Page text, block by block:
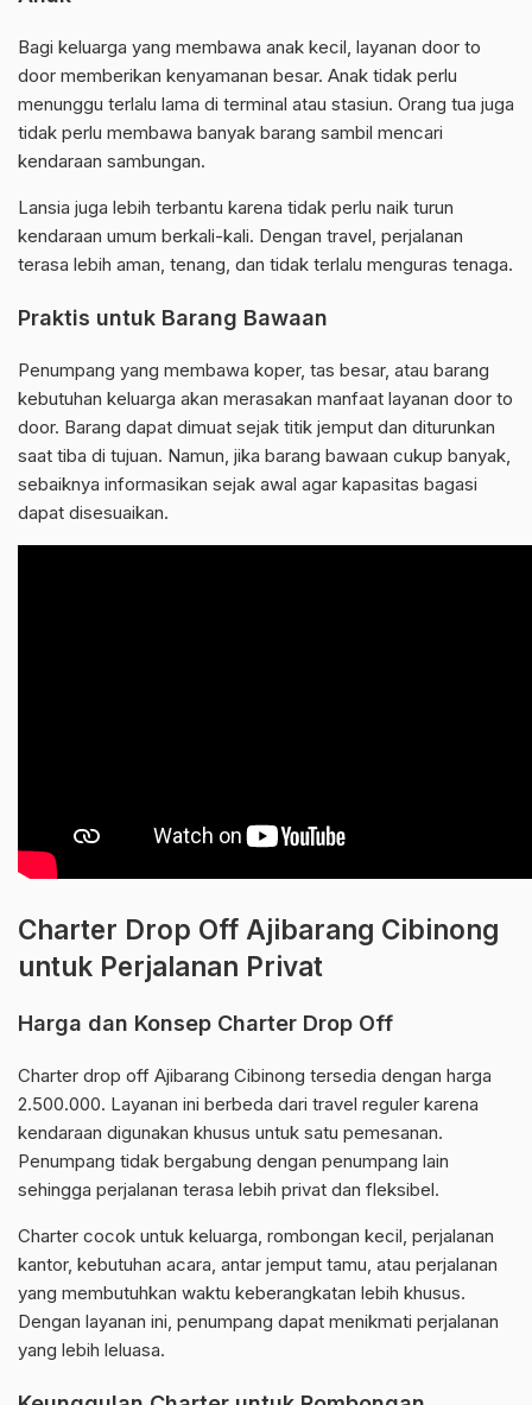
Bagi keluarga yang membawa anak kecil, layanan door to
door memberikan kenyamanan besar. Anak tidak perlu
menunggu terlalu lama di terminal atau stasiun. Orang tua juga
tidak perlu membawa banyak barang sambil mencari
kendaraan sambungan.
Lansia juga lebih terbantu karena tidak perlu naik turun
kendaraan umum berkali-kali. Dengan travel, perjalanan
terasa lebih aman, tenang, dan tidak terlalu menguras tenaga.
Praktis untuk Barang Bawaan
Penumpang yang membawa koper, tas besar, atau barang
kebutuhan keluarga akan merasakan manfaat layanan door to
door. Barang dapat dimuat sejak titik jemput dan diturunkan
saat tiba di tujuan. Namun, jika barang bawaan cukup banyak,
sebaiknya informasikan sejak awal agar kapasitas bagasi
dapat disesuaikan.
Charter Drop Off Ajibarang Cibinong
untuk Perjalanan Privat
Harga dan Konsep Charter Drop Off
Charter drop off Ajibarang Cibinong tersedia dengan harga
2.500.000. Layanan ini berbeda dari travel reguler karena
kendaraan digunakan khusus untuk satu pemesanan.
Penumpang tidak bergabung dengan penumpang lain
sehingga perjalanan terasa lebih privat dan fleksibel.
Charter cocok untuk keluarga, rombongan kecil, perjalanan
kantor, kebutuhan acara, antar jemput tamu, atau perjalanan
yang membutuhkan waktu keberangkatan lebih khusus.
Dengan layanan ini, penumpang dapat menikmati perjalanan
yang lebih leluasa.